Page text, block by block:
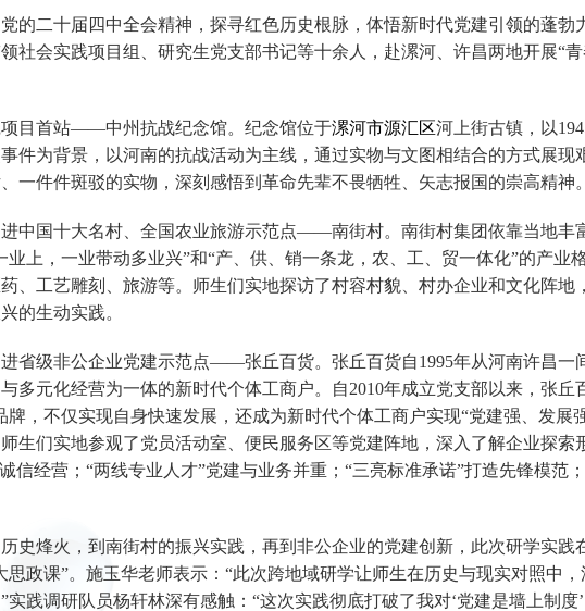
的二十届四中全会精神，探寻红色历史根脉，体悟新时代党建引领的蓬勃
社会实践项目组、研究生党支部书记等十余人，赴漯河、许昌两地开展“
项目首站——中州抗战纪念馆。纪念馆位于漯河市源汇区河上街古镇，以
件为背景，以河南的抗战活动为主线，通过实物与文图相结合的方式展现
一件件斑驳的实物，深刻感悟到革命先辈不畏牺牲、矢志报国的崇高精神。
中国十大名村、全国农业旅游示范点——南街村。南街村集团依靠当地丰
业上，一业带动多业兴”和“产、供、销一条龙，农、工、贸一体化”的产业
、工艺雕刻、旅游等。师生们实地探访了村容村貌、村办企业和文化阵地
的生动实践。
省级非公企业党建示范点——张丘百货。张丘百货自1995年从河南许昌一
多元化经营为一体的新时代个体工商户。自2010年成立党支部以来，张丘
牌，不仅实现自身快速发展，还成为新时代个体工商户实现“党建强、发展
生们实地参观了党员活动室、便民服务区等党建阵地，深入了解企业探索
信经营；“两线专业人才”党建与业务并重；“三亮标准承诺”打造先锋模范
史烽火，到南街村的振兴实践，再到非公企业的党建创新，此次研学实践
思政课”。施玉华老师表示：“此次跨地域研学让师生在历史与现实对照中
实践调研队员杨轩林深有感触：“这次实践彻底打破了我对‘党建是墙上制度